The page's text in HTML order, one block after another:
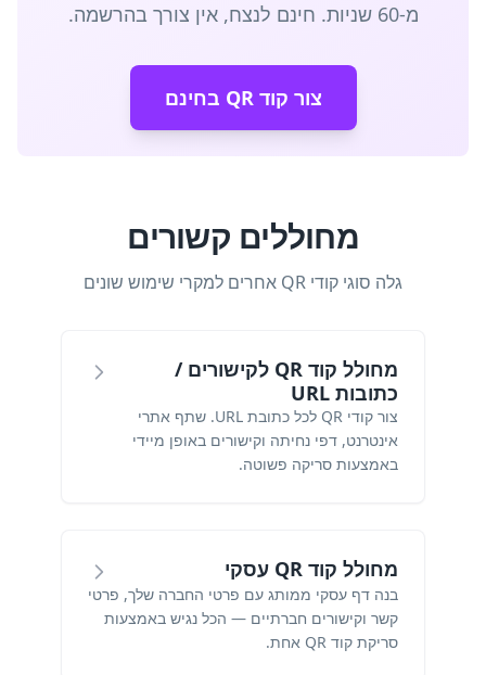
מ-60 שניות. חינם לנצח, אין צורך בהרשמה.
צור קוד QR בחינם
מחוללים קשורים
גלה סוגי קודי QR אחרים למקרי שימוש שונים
מחולל קוד QR לקישורים /
כתובות URL
צור קודי QR לכל כתובת URL. שתף אתרי
אינטרנט, דפי נחיתה וקישורים באופן מיידי
באמצעות סריקה פשוטה.
מחולל קוד QR עסקי
בנה דף עסקי ממותג עם פרטי החברה שלך, פרטי
קשר וקישורים חברתיים — הכל נגיש באמצעות
סריקת קוד QR אחת.